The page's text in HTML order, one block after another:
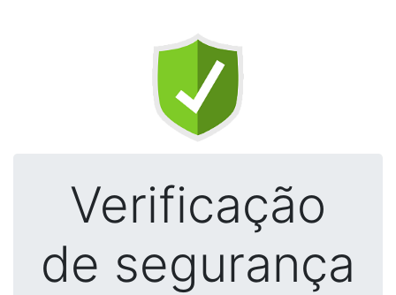
Verificação
de segurança